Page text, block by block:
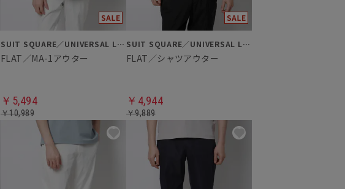
SUIT SQUARE／UNIVERSAL LANGUAGE
FLAT／MA-1アウター
￥5,494
￥10,989
SUIT SQUARE／UNIVERSAL LANGUAGE
FLAT／シャツアウター
￥4,944
￥9,889